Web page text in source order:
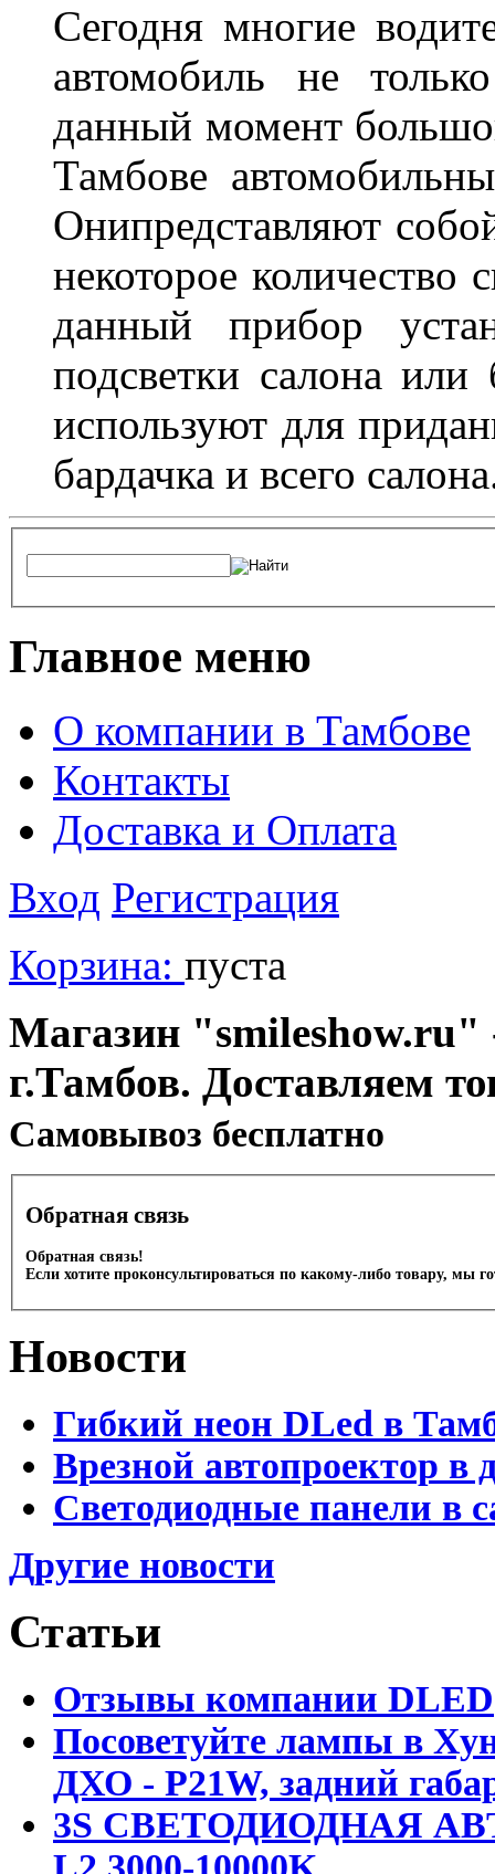
Сегодня многие
автомобиль не
данный момент
Тамбове
Онипредставляют
некоторое количество
данный прибор
подсветки салона
используют для
бардачка и всего
Главное меню
О компании в Тамбове
Контакты
Доставка и Оплата
Вход Регистрация
Корзина: пуста
Магазин "smileshow.ru"
г.Тамбов. Доставляем
Cамовывоз бесплатно
Обратная связь
Обратная связь!
Если хотите проконсультироваться по какому-либо товару, мы
Новости
Гибкий неон DLed в
Врезной автопроектор в
Светодиодные панели в
Другие новости
Статьи
Отзывы компании DLED
Посоветуйте лампы в
ДХО - P21W, задний
3S СВЕТОДИОДНАЯ